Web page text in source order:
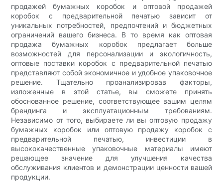
продажей бумажных коробок и оптовой продажей
коробок с предварительной печатью зависит от
уникальных потребностей, предпочтений и бюджетных
ограничений вашего бизнеса. В то время как оптовая
продажа бумажных коробок предлагает больше
возможностей для персонализации и экологичность,
оптовые поставки коробок с предварительной печатью
представляют собой экономичное и удобное упаковочное
решение. Тщательно проанализировав факторы,
изложенные в этой статье, вы сможете принять
обоснованное решение, соответствующее вашим целям
брендинга и эксплуатационным требованиям.
Независимо от того, выбираете ли вы оптовую продажу
бумажных коробок или оптовую продажу коробок с
предварительной печатью, инвестиции в
высококачественные упаковочные материалы имеют
решающее значение для улучшения качества
обслуживания клиентов и демонстрации ценности вашей
продукции.